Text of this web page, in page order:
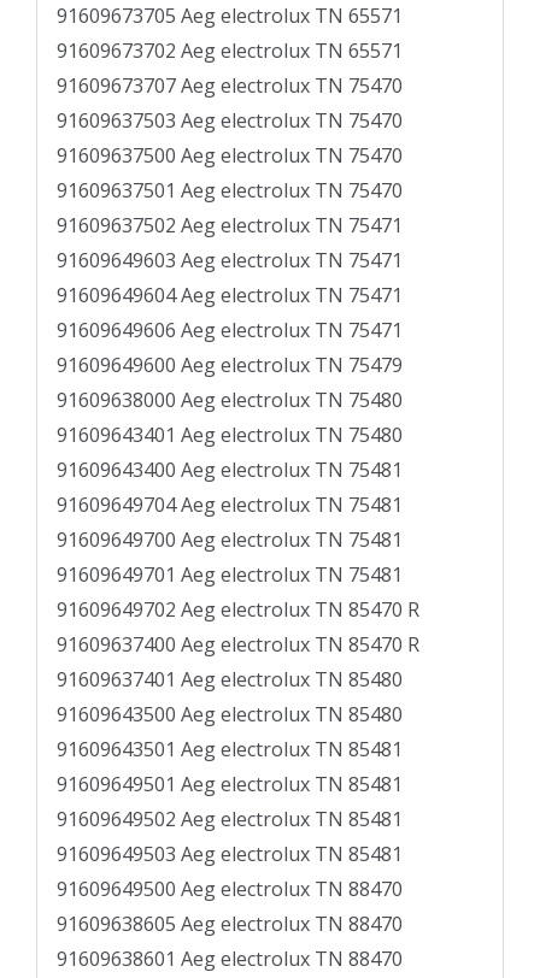
91609673705 Aeg electrolux TN 65571
91609673702 Aeg electrolux TN 65571
91609673707 Aeg electrolux TN 75470
91609637503 Aeg electrolux TN 75470
91609637500 Aeg electrolux TN 75470
91609637501 Aeg electrolux TN 75470
91609637502 Aeg electrolux TN 75471
91609649603 Aeg electrolux TN 75471
91609649604 Aeg electrolux TN 75471
91609649606 Aeg electrolux TN 75471
91609649600 Aeg electrolux TN 75479
91609638000 Aeg electrolux TN 75480
91609643401 Aeg electrolux TN 75480
91609643400 Aeg electrolux TN 75481
91609649704 Aeg electrolux TN 75481
91609649700 Aeg electrolux TN 75481
91609649701 Aeg electrolux TN 75481
91609649702 Aeg electrolux TN 85470 R
91609637400 Aeg electrolux TN 85470 R
91609637401 Aeg electrolux TN 85480
91609643500 Aeg electrolux TN 85480
91609643501 Aeg electrolux TN 85481
91609649501 Aeg electrolux TN 85481
91609649502 Aeg electrolux TN 85481
91609649503 Aeg electrolux TN 85481
91609649500 Aeg electrolux TN 88470
91609638605 Aeg electrolux TN 88470
91609638601 Aeg electrolux TN 88470